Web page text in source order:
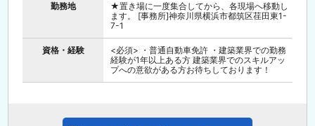
勤務地
★置き場に一度集合してから、各現場へ移動し
ます。 [事務所]神奈川県横浜市都筑区荏田東1-
7-1
資格・経験
<必須> ・普通自動車免許 ・建築業界での勤務
経験が1年以上ある方 建築業界でのスキルアッ
プへの意欲がある方お待ちしております！